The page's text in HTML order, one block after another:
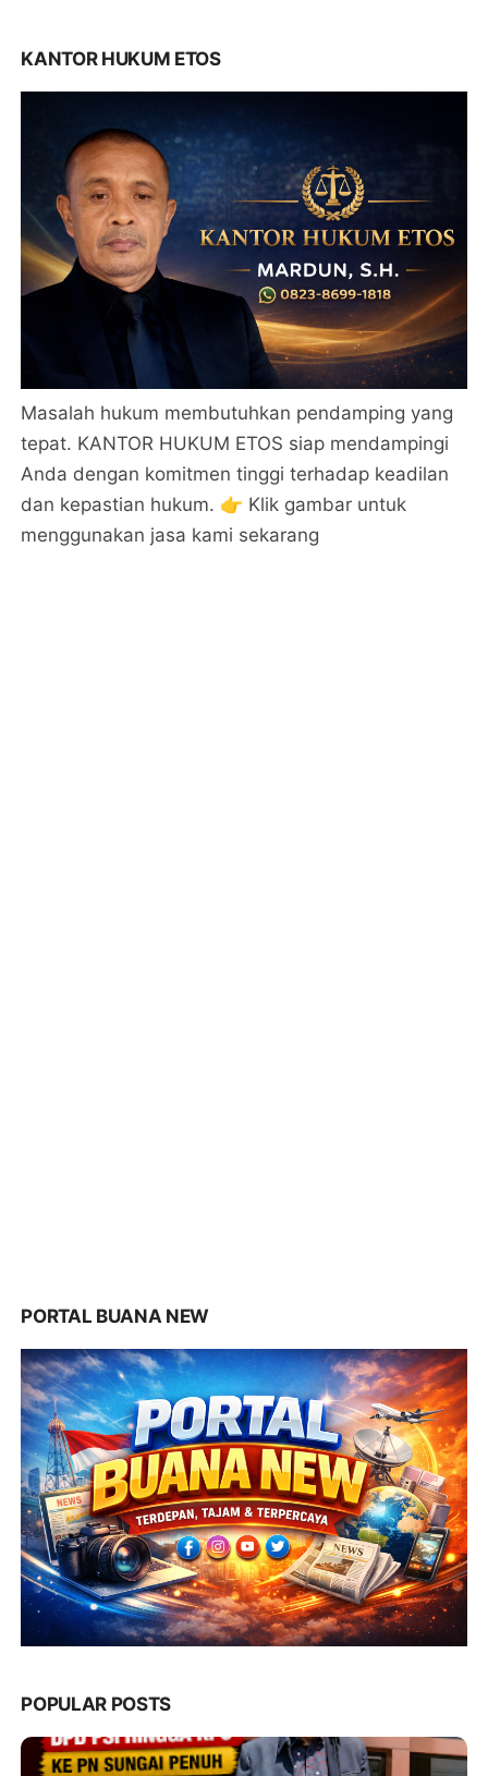
KANTOR HUKUM ETOS
Masalah hukum membutuhkan pendamping yang
tepat. KANTOR HUKUM ETOS siap mendampingi
Anda dengan komitmen tinggi terhadap keadilan
dan kepastian hukum. 👉 Klik gambar untuk
menggunakan jasa kami sekarang
PORTAL BUANA NEW
POPULAR POSTS